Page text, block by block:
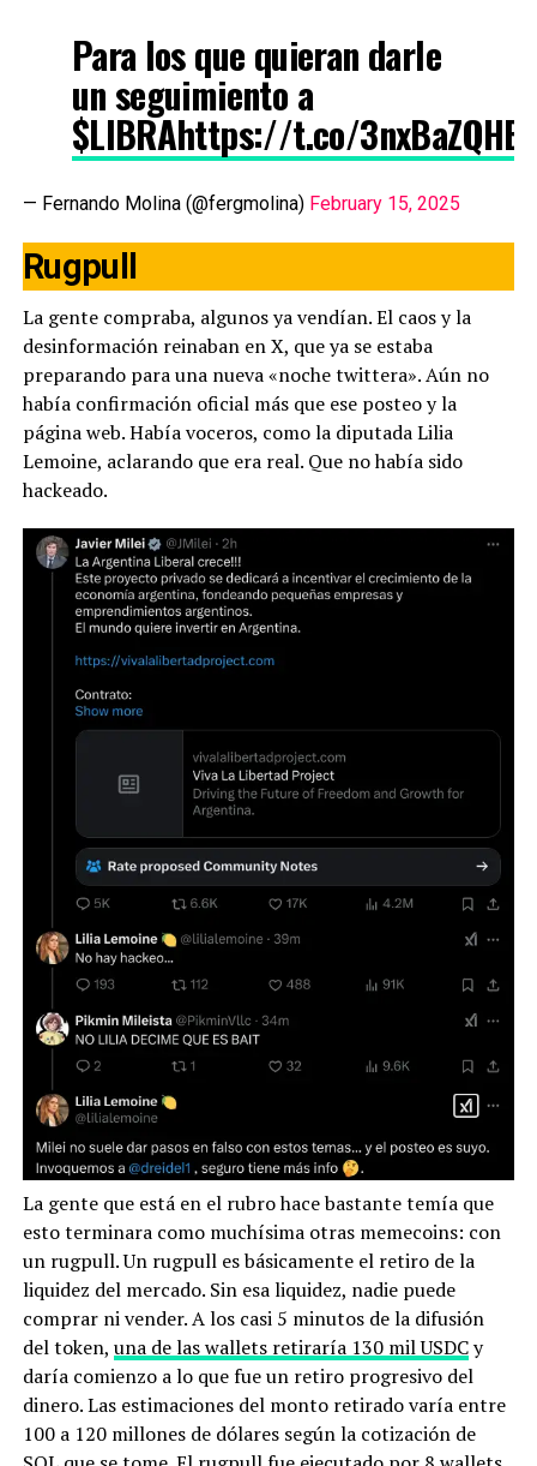
Para los que quieran darle
un seguimiento a
$LIBRAhttps://t.co/
— Fernando Molina (@fergmolina) February 15, 2025
Rugpull
La gente compraba, algunos ya vendían. El caos y la
desinformación reinaban en X, que ya se estaba
preparando para una nueva «noche twittera». Aún no
había confirmación oficial más que ese posteo y la
página web. Había voceros, como la diputada Lilia
Lemoine, aclarando que era real. Que no había sido
hackeado.
La gente que está en el rubro hace bastante temía que
esto terminara como muchísima otras memecoins: con
un rugpull. Un rugpull es básicamente el retiro de la
liquidez del mercado. Sin esa liquidez, nadie puede
comprar ni vender. A los casi 5 minutos de la difusión
del token, una de las wallets retiraría 130 mil USDCy
daría comienzo a lo que fue un retiro progresivo del
dinero. Las estimaciones del monto retirado varía entre
100 a 120 millones de dólares según la cotización de